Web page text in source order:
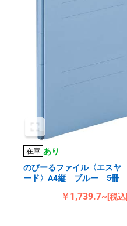
在庫 あり
のびーるファイル〈エスヤ
ード〉A4縦 ブルー 5冊
￥1,739.7~[税込]